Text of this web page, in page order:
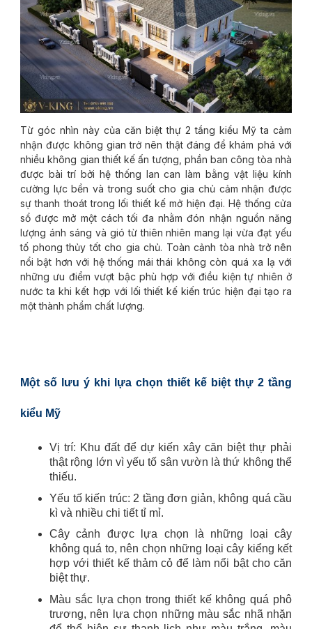
Từ góc nhìn này của căn biệt thự 2 tầng kiểu Mỹ ta cảm
nhận được không gian trở nên thật đáng để khám phá với
nhiều không gian thiết kế ấn tượng, phần ban công tòa nhà
được bài trí bởi hệ thống lan can làm bằng vật liệu kính
cường lực bền và trong suốt cho gia chủ cảm nhận được
sự thanh thoát trong lối thiết kế mở hiện đại. Hệ thống cửa
sổ được mở một cách tối đa nhằm đón nhận nguồn năng
lượng ánh sáng và gió từ thiên nhiên mang lại vừa đạt yếu
tố phong thủy tốt cho gia chủ. Toàn cảnh tòa nhà trở nên
nổi bật hơn với hệ thống mái thái không còn quá xa lạ với
những ưu điểm vượt bậc phù hợp với điều kiện tự nhiên ở
nước ta khi kết hợp với lối thiết kế kiến trúc hiện đại tạo ra
một thành phẩm chất lượng.
Một số lưu ý khi lựa chọn thiết kế biệt thự 2 tầng
kiểu Mỹ
Vị trí: Khu đất để dự kiến xây căn biệt thự phải
thật rộng lớn vì yếu tố sân vườn là thứ không thể
thiếu.
Yếu tố kiến trúc: 2 tầng đơn giản, không quá cầu
kì và nhiều chi tiết tỉ mỉ.
Cây cảnh được lựa chọn là những loại cây
không quá to, nên chọn những loại cây kiểng kết
hợp với thiết kế thảm cỏ để làm nổi bật cho căn
biệt thự.
Màu sắc lựa chọn trong thiết kế không quá phô
trương, nên lựa chọn những màu sắc nhã nhặn